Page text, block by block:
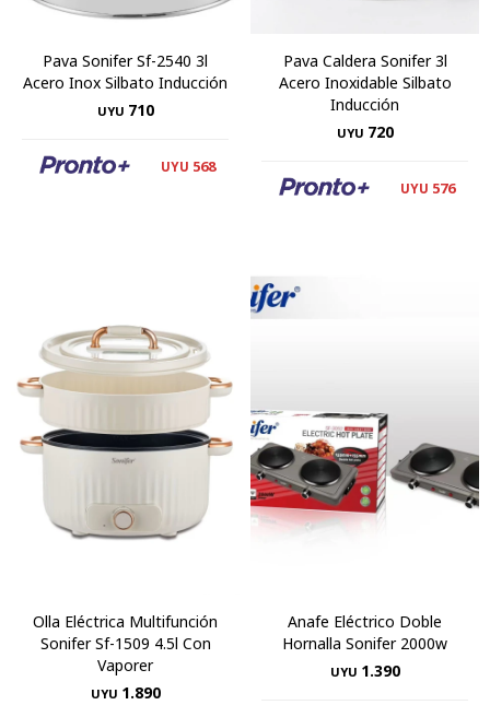
Pava Sonifer Sf-2540 3l
Acero Inox Silbato Inducción
UYU 710
UYU 568
Pava Caldera Sonifer 3l
Acero Inoxidable Silbato
Inducción
UYU 720
UYU 576
Olla Eléctrica Multifunción
Sonifer Sf-1509 4.5l Con
Vaporer
UYU 1.890
Anafe Eléctrico Doble
Hornalla Sonifer 2000w
UYU 1.390